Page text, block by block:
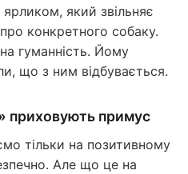
який звільняє
конкретного собаку.
гуманність. Йому
що з ним відбувається.
приховують примус
тільки на позитивному
Але що це на